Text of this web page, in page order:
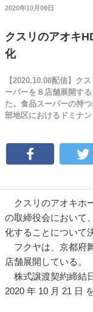
2020年10月09日
クスリのアオキ
化
【2020.10.08配信】ク
ーパーを８店舗展開す
た。食品スーパーの持
部地区におけるドミナ
クスリのアオキホ
の取締役会において
化することについて
フクヤは、京都府
店舗展開している。
株式譲渡契約締結
2020 年 10 月 21 日